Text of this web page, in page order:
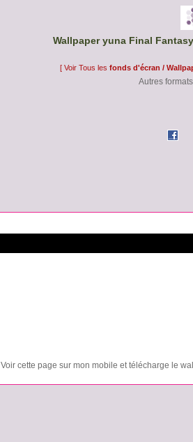
Wallpaper yuna Final
[ Voir Tous les fonds d'écran /
Autres
Voir cette page sur mon mobile et télécharge le